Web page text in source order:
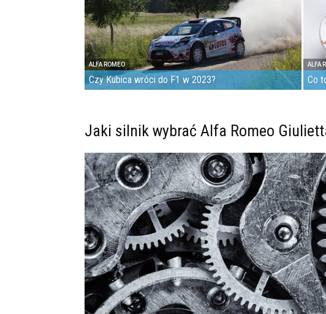
ALFA ROMEO
Czy Kubica wróci do F1 w 2023?
ALFA
Co
Jaki silnik wybrać Alfa Romeo